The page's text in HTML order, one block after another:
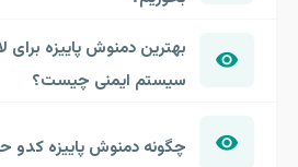
بهترین دمنوش پاییزه برای
سیستم ایمنی چیست؟
چگونه دمنوش پاییزه کدو